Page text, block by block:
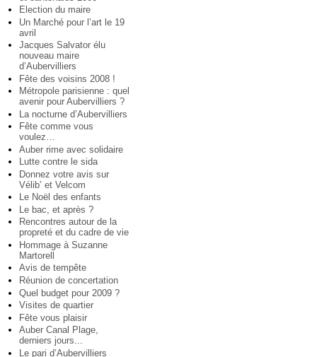
Election du maire
Un Marché pour l’art le 19
avril
Jacques Salvator élu
nouveau maire
d’Aubervilliers
Fête des voisins 2008 !
Métropole parisienne : quel
avenir pour Aubervilliers ?
La nocturne d’Aubervilliers
Fête comme vous
voulez…
Auber rime avec solidaire
Lutte contre le sida
Donnez votre avis sur
Vélib’ et Velcom
Le Noël des enfants
Le bac, et après ?
Rencontres autour de la
propreté et du cadre de vie
Hommage à Suzanne
Martorell
Avis de tempête
Réunion de concertation
Quel budget pour 2009 ?
Visites de quartier
Fête vous plaisir
Auber Canal Plage,
derniers jours...
Le pari d’Aubervilliers